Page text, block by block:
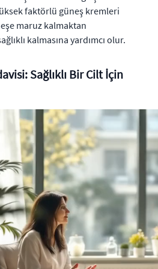
faktörlü güneş kremleri
maruz kalmaktan
kalmasına yardımcı olur.
Sağlıklı Bir Cilt İçin